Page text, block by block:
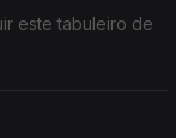
este tabuleiro de